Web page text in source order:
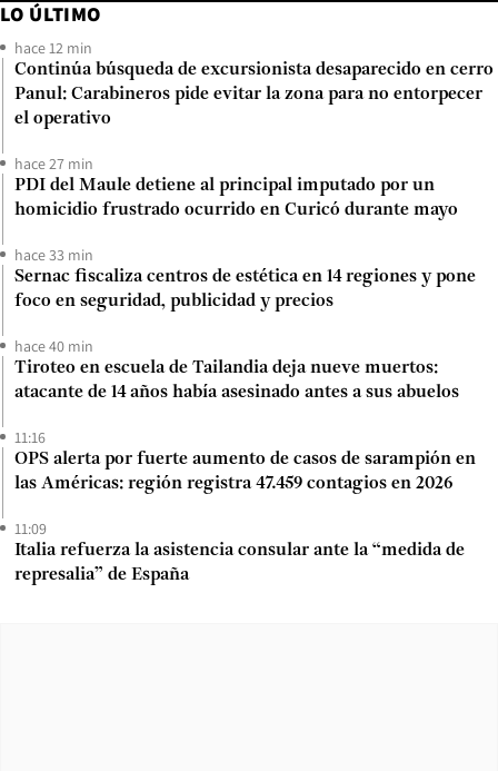
LO ÚLTIMO
hace 12 min
Continúa búsqueda de excursionista desaparecido en cerro
Panul: Carabineros pide evitar la zona para no entorpecer
el operativo
hace 27 min
PDI del Maule detiene al principal imputado por un
homicidio frustrado ocurrido en Curicó durante mayo
hace 33 min
Sernac fiscaliza centros de estética en 14 regiones y pone
foco en seguridad, publicidad y precios
hace 40 min
Tiroteo en escuela de Tailandia deja nueve muertos:
atacante de 14 años había asesinado antes a sus abuelos
11:16
OPS alerta por fuerte aumento de casos de sarampión en
las Américas: región registra 47.459 contagios en 2026
11:09
Italia refuerza la asistencia consular ante la “medida de
represalia” de España